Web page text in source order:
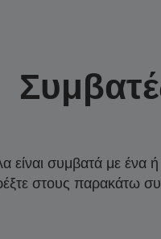
είναι συμβατά με ένα
στους παρακάτω